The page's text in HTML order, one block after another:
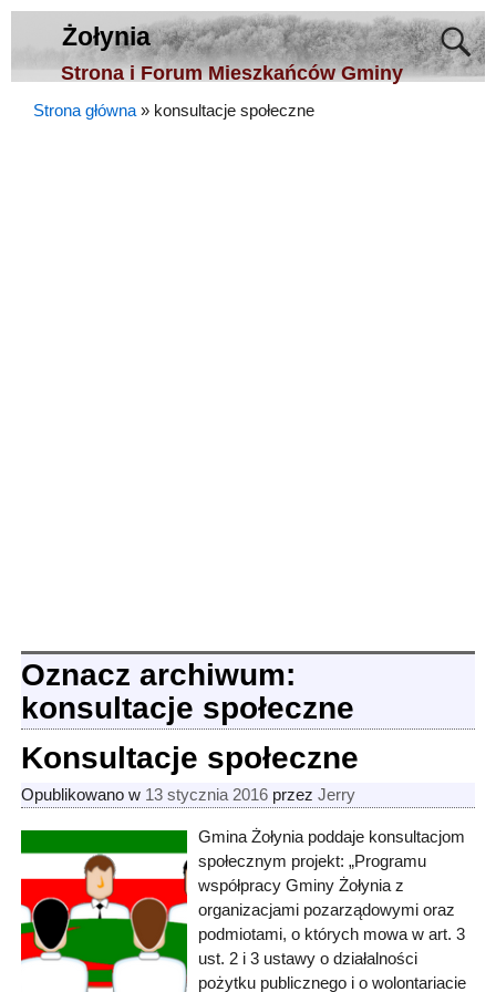
Żołynia
Strona i Forum Mieszkańców Gminy
Strona główna » konsultacje społeczne
Oznacz archiwum:
konsultacje społeczne
Konsultacje społeczne
Opublikowano w 13 stycznia 2016 przez Jerry
Gmina Żołynia poddaje konsultacjom
społecznym projekt: „Programu
współpracy Gminy Żołynia z
organizacjami pozarządowymi oraz
podmiotami, o których mowa w art. 3
ust. 2 i 3 ustawy o działalności
pożytku publicznego i o wolontariacie